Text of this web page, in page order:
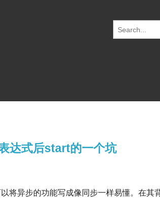
达式后start的一个坑
将异步的功能写成像同步一样易懂。在其